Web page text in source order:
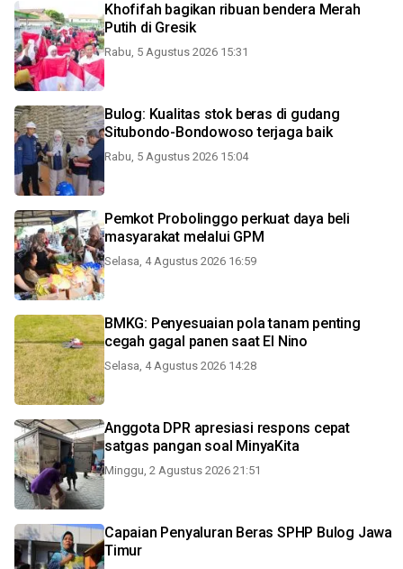
Khofifah bagikan ribuan bendera Merah
Putih di Gresik
Rabu, 5 Agustus 2026 15:31
Bulog: Kualitas stok beras di gudang
Situbondo-Bondowoso terjaga baik
Rabu, 5 Agustus 2026 15:04
Pemkot Probolinggo perkuat daya beli
masyarakat melalui GPM
Selasa, 4 Agustus 2026 16:59
BMKG: Penyesuaian pola tanam penting
cegah gagal panen saat El Nino
Selasa, 4 Agustus 2026 14:28
Anggota DPR apresiasi respons cepat
satgas pangan soal MinyaKita
Minggu, 2 Agustus 2026 21:51
Capaian Penyaluran Beras SPHP Bulog Jawa
Timur